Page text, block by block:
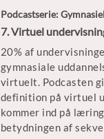
Mette Trangbæk er
Gymnasium, Ellen
professor i
SDU og primus
forskningsprojekter
og skri-veudvikling i
Podcastserie:
7. Virtuel
20% af
gymnasiale
virtuelt. Podcasten
definition på virtuel
kommer ind på
betydningen af